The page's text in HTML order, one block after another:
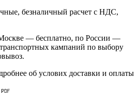
безналичный расчет с НДС,
— бесплатно, по России —
кампаний по выбору
об услових доставки и оплаты